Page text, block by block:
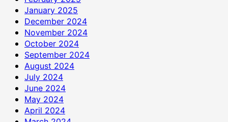
January 2025
December 2024
November 2024
October 2024
September 2024
August 2024
July 2024
June 2024
May 2024
April 2024